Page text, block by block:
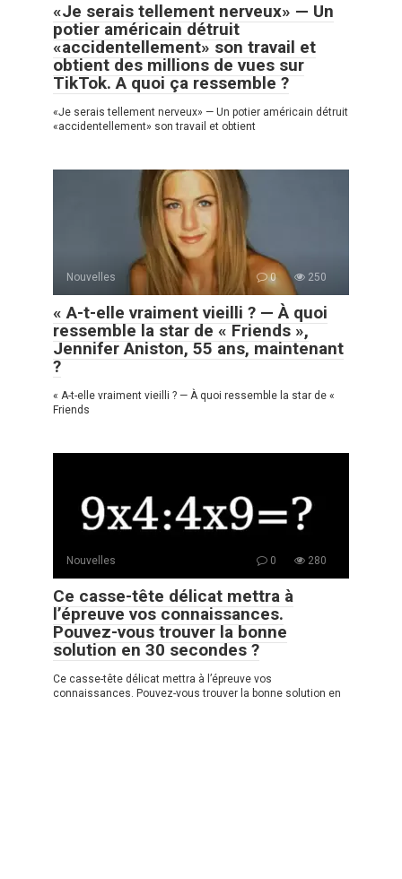
«Je serais tellement nerveux» — Un
potier américain détruit
«accidentellement» son travail et
obtient des millions de vues sur
TikTok. A quoi ça ressemble ?
«Je serais tellement nerveux» — Un potier américain détruit
«accidentellement» son travail et obtient
Nouvelles 0 250
« A-t-elle vraiment vieilli ? — À quoi
ressemble la star de « Friends »,
Jennifer Aniston, 55 ans, maintenant
?
« A-t-elle vraiment vieilli ? — À quoi ressemble la star de «
Friends
Nouvelles 0 280
Ce casse-tête délicat mettra à
l’épreuve vos connaissances.
Pouvez-vous trouver la bonne
solution en 30 secondes ?
Ce casse-tête délicat mettra à l’épreuve vos
connaissances. Pouvez-vous trouver la bonne solution en